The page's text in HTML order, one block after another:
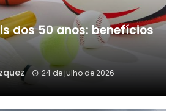
dos 50 anos: benefícios
24 de julho de 2026